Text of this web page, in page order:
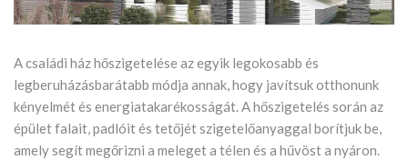
A családi ház hőszigetelése az egyik legokosabb és
legberuházásbarátabb módja annak, hogy javítsuk otthonunk
kényelmét és energiatakarékosságát. A hőszigetelés során az
épület falait, padlóit és tetőjét szigetelőanyaggal borítjuk be,
amely segít megőrizni a meleget a télen és a hűvöst a nyáron.